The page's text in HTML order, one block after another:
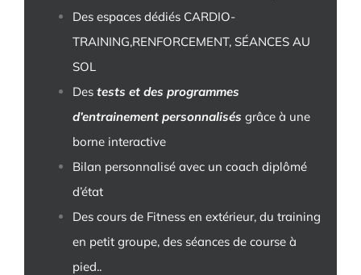
Des espaces dédiés CARDIO-
TRAINING,RENFORCEMENT, SÉANCES AU
SOL
Des tests et des programmes
d’entrainement personnalisés grâce à une
borne interactive
Bilan personnalisé avec un coach diplômé
d’état
Des cours de Fitness en extérieur, du training
en petit groupe, des séances de course à
pied..